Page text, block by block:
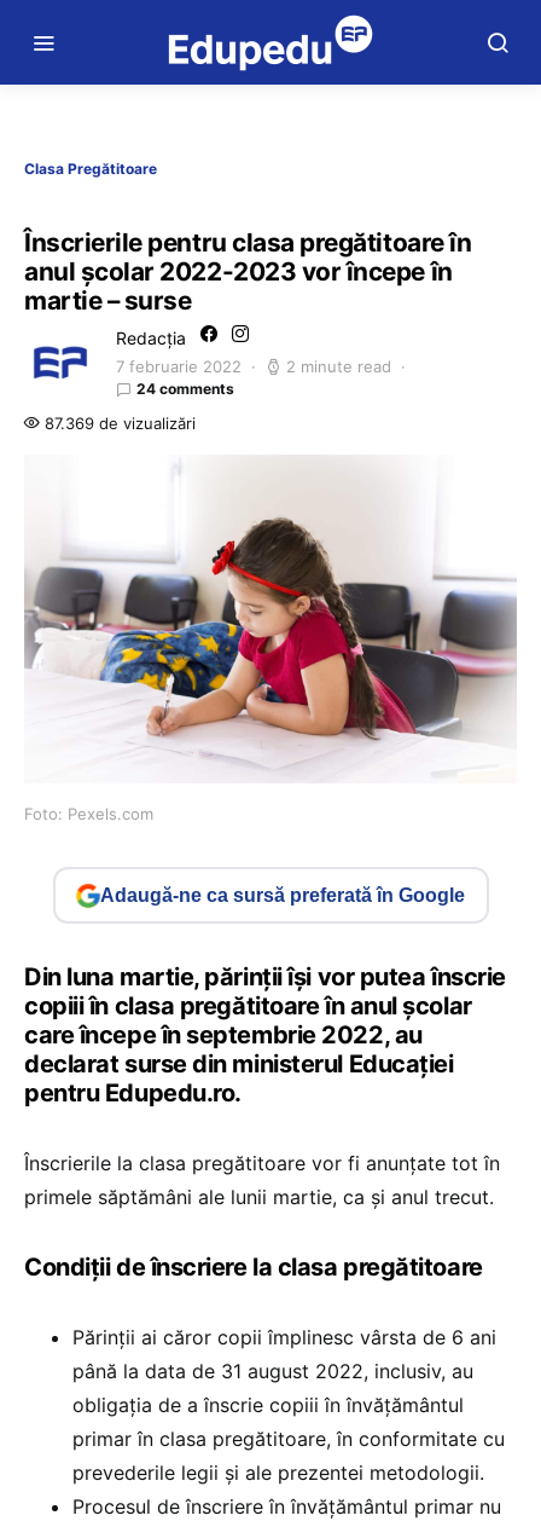
Clasa Pregătitoare
Înscrierile pentru clasa pregătitoare în
anul școlar 2022-2023 vor începe în
martie – surse
Redacția
7 februarie 2022 2 minute read
24 comments
87.369 de vizualizări
Foto: Pexels.com
Adaugă-ne ca sursă preferată în Google
Din luna martie, părinții își vor putea înscrie
copiii în clasa pregătitoare în anul școlar
care începe în septembrie 2022, au
declarat surse din ministerul Educației
pentru Edupedu.ro.
Înscrierile la clasa pregătitoare vor fi anunțate tot în
primele săptămâni ale lunii martie, ca și anul trecut.
Condiții de înscriere la clasa pregătitoare
Părinții ai căror copii împlinesc vârsta de 6 ani
până la data de 31 august 2022, inclusiv, au
obligația de a înscrie copiii în învățământul
primar în clasa pregătitoare, în conformitate cu
prevederile legii și ale prezentei metodologii.
Procesul de înscriere în învățământul primar nu